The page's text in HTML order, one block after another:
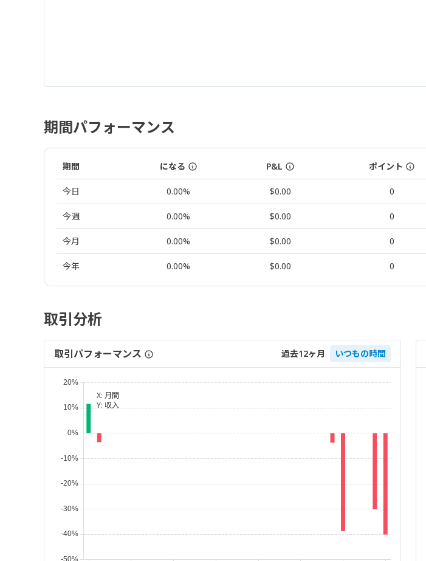
期間パフォーマンス
期間 になる P&L ポイント
今日 0.00% $0.00 0
今週 0.00% $0.00 0
今月 0.00% $0.00 0
今年 0.00% $0.00 0
取引分析
取引パフォーマンス 過去12ヶ月 いつもの時間
X: 月間
Y: 収入